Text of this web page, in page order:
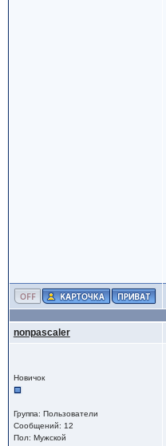
nonpascaler
Новичок
Группа: Пользователи
Сообщений: 12
Пол: Мужской